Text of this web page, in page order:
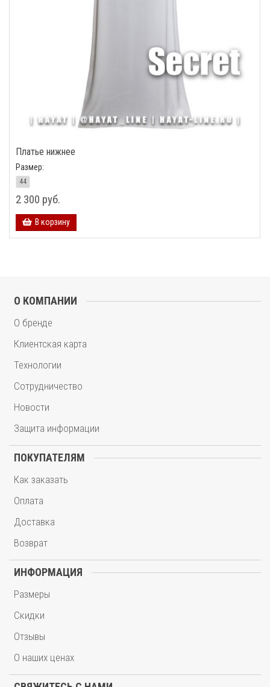
Платье нижнее
Размер:
44
2 300 руб.
В корзину
О КОМПАНИИ
О бренде
Клиентская карта
Технологии
Сотрудничество
Новости
Защита информации
ПОКУПАТЕЛЯМ
Как заказать
Оплата
Доставка
Возврат
ИНФОРМАЦИЯ
Размеры
Скидки
Отзывы
О наших ценах